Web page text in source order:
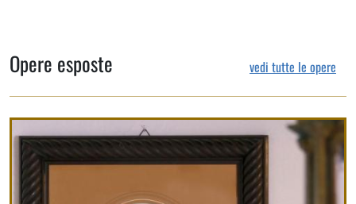
Opere esposte vedi tutte le opere